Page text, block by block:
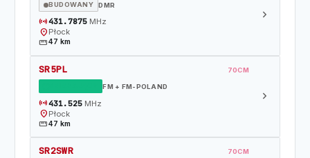
BUDOWANY DMR
sensors431.7875MHz
location_on Płock
straighten47 km
chevron_right
SR5PL 70CM
FM + FM-POLAND
sensors431.525MHz
location_on Płock
straighten47 km
chevron_right
SR2SWR 70CM